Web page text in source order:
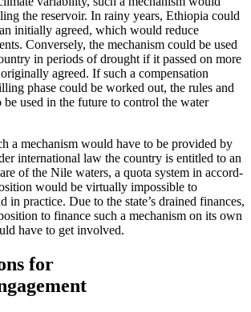
the reservoir. In rainy years, Ethio­pia could
initially agreed, which would reduce
Conversely, the mechanism could be used
in peri­ods of drought if it passed on more
agreed. If such a compensation
phase could be worked out, the rules and
used in the future to control the water
a mechanism would have to be provided by
international law the country is entitled to an
of the Nile waters, a quota system in accord­
would be vir­tually impossible to
in practice. Due to the state’s drained finances,
to finance such a mechanism on its own
have to get involved.
for